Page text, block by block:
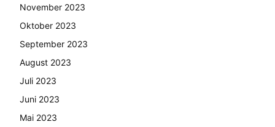
November 2023
Oktober 2023
September 2023
August 2023
Juli 2023
Juni 2023
Mai 2023